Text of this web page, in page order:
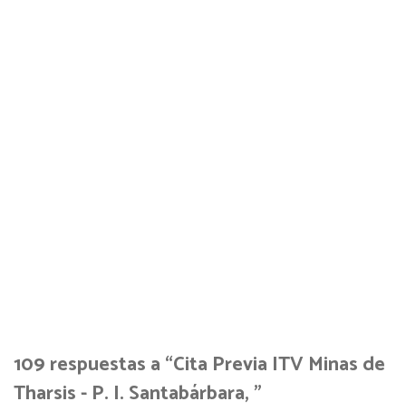
109 respuestas a “Cita Previa ITV Minas de
Tharsis - P. I. Santabárbara, ”